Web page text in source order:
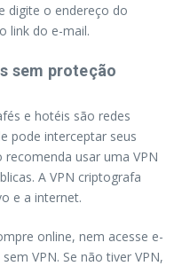
digite o endereço do
link do e-mail.
sem proteção
e hotéis são redes
pode interceptar seus
usar uma VPN
A VPN criptografa
e a internet.
online, nem acesse e-
VPN. Se não tiver VPN,